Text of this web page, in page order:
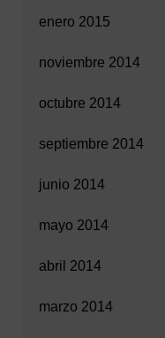
enero 2015
noviembre 2014
octubre 2014
septiembre 2014
junio 2014
mayo 2014
abril 2014
marzo 2014